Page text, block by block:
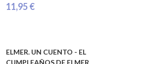
11,95 €
ELMER. UN CUENTO - EL